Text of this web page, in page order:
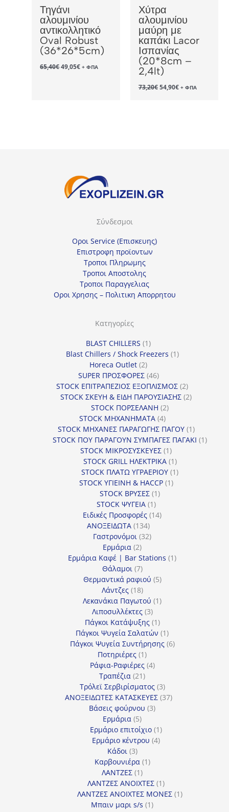
Τηγάνι
αλουμινίου
αντικολλητικό
Oval Robust
(36*26*5cm)
65,40€ Original
price
49,05€Η+ ΦΠΑ
Χύτρα
αλουμινίου
μαύρη με
καπάκι Lacor
Ισπανίας
(20*8cm –
2,4lt)
73,20€Original
price
54,90€Η+ ΦΠΑ
Σύνδεσμοι
Οροι Service (Επισκευης)
Επιστροφη προϊοντων
Τροποι Πληρωμης
Τροποι Αποστολης
Τροποι Παραγγελιας
Οροι Χρησης – Πολιτικη Απορρητου
Κατηγορίες
BLAST CHILLERS 11
προϊόν
Blast Chillers / Shock Freezers 11
Horeca Outlet 22
προϊόντα
SUPER ΠΡΟΣΦΟΡΕΣ 4646
προϊόντα
STOCK ΕΠΙΤΡΑΠΕΖΙΟΣ ΕΞΟΠΛΙΣΜΟΣ 22
προϊόντα
STOCK ΣΚΕΥΗ & ΕΙΔΗ ΠΑΡΟΥΣΙΑΣΗΣ 22
STOCK ΠΟΡΣΕΛΑΝΗ 22
STOCK ΜΗΧΑΝΗΜΑΤΑ 44
προϊόντα
STOCK ΜΗΧΑΝΕΣ ΠΑΡΑΓΩΓΗΣ ΠΑΓΟΥ 11
προϊόν
STOCK ΠΟΥ ΠΑΡΑΓΟΥΝ ΣΥΜΠΑΓΕΣ ΠΑΓΑΚΙ 11
STOCK ΜΙΚΡΟΣΥΣΚΕΥΕΣ 11
προϊόν
STOCK GRILL ΗΛΕΚΤΡΙΚΑ 11
προϊόν
STOCK ΠΛΑΤΩ ΥΓΡΑΕΡΙΟΥ 11
STOCK ΥΓΙΕΙΝΗ & HACCP 11
STOCK ΒΡΥΣΕΣ 11
STOCK ΨΥΓΕΙΑ 11
προϊόν
Ειδικές Προσφορές 1414
ΑΝΟΞΕΙΔΩΤΑ 134134
προϊόντα
Γαστρονόμοι 3232
Ερμάρια 22
προϊόντα
Ερμάρια Καφέ | Bar Stations 11
Θάλαμοι 77
προϊόντα
Θερμαντικά ραφιού 55
Λάντζες 1818
προϊόντα
Λεκανάκια Παγωτού 11
Λιποσυλλέκτες 33
προϊόντα
Πάγκοι Κατάψυξης 11
προϊόν
Πάγκοι Ψυγεία Σαλατών 11
προϊόν
Πάγκοι Ψυγεία Συντήρησης 66
Ποτηριέρες 11
προϊόν
Ράφια-Ραφιέρες 44
Τραπέζια 2121
προϊόντα
Τρόλεϊ Σερβιρίσματος 33
προϊόντα
ΑΝΟΞΕΙΔΩΤΕΣ ΚΑΤΑΣΚΕΥΕΣ 3737
Βάσεις φούρνου 33
Ερμάρια 55
προϊόντα
Ερμάριο επιτοίχιο 11
προϊόν
Ερμάριο κέντρου 44
Κάδοι 33
προϊόντα
Καρβουνιέρα 11
ΛΑΝΤΖΕΣ 11
προϊόν
ΛΑΝΤΖΕΣ ΑΝΟΙΧΤΕΣ 11
προϊόν
ΛΑΝΤΖΕΣ ΑΝΟΙΧΤΕΣ ΜΟΝΕΣ 11
Μπαιν μαρι s/s 11